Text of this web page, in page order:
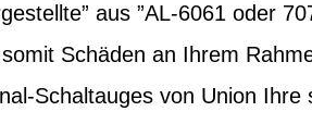
aus ”AL-6061 oder
Schäden an Ihrem
Schaltauges von Union Ihre